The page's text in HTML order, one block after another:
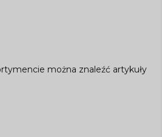
można znaleźć artykuły